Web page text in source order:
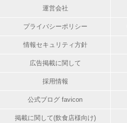
運営会社
プライバシーポリシー
情報セキュリティ方針
広告掲載に関して
採用情報
公式ブログ favicon
掲載に関して(飲食店様向け)